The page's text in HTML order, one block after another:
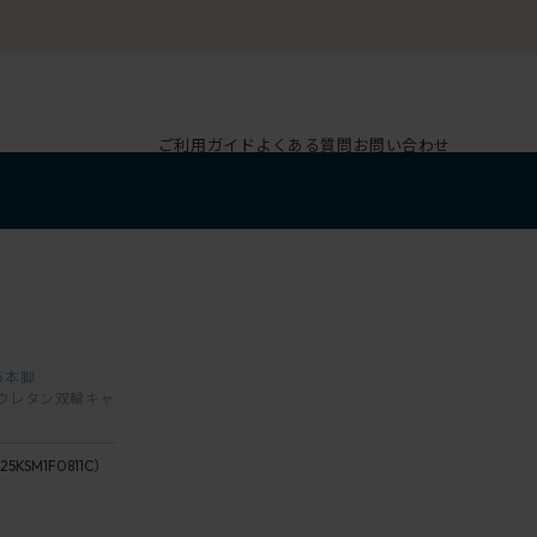
ご利用ガイド よくある質問お問い合わせ
/
脚
タン双輪キャ
）